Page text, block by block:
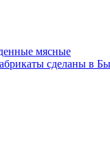
мясные
сделаны в